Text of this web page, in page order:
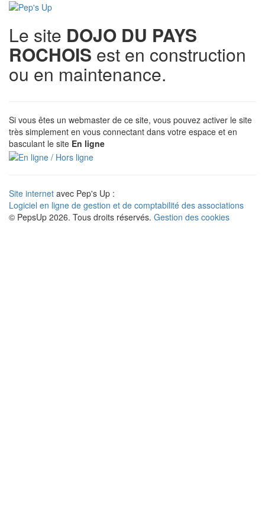
Le site DOJO DU PAYS
ROCHOIS est en construction
ou en maintenance.
Si vous êtes un webmaster de ce site, vous pouvez activer le site
très simplement en vous connectant dans votre espace et en
basculant le site En ligne
Site internet avec Pep's Up :
Logiciel en ligne de gestion et de comptabilité des associations
© PepsUp 2026. Tous droits réservés. Gestion des cookies